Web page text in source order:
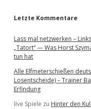
Letzte Kommentare
Lass mal netzwerken –
„Tatort“ — Was Horst
tun hat
Alle Elfmeterschießen
Losentscheide) – Trainer
Erfindung
live Spiele zu Hinter den